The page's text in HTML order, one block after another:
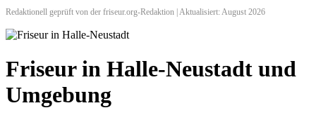
Redaktionell geprüft von der friseur.org-Redaktion | Aktualisiert: August 2026
Friseur in Halle-Neustadt und
Umgebung